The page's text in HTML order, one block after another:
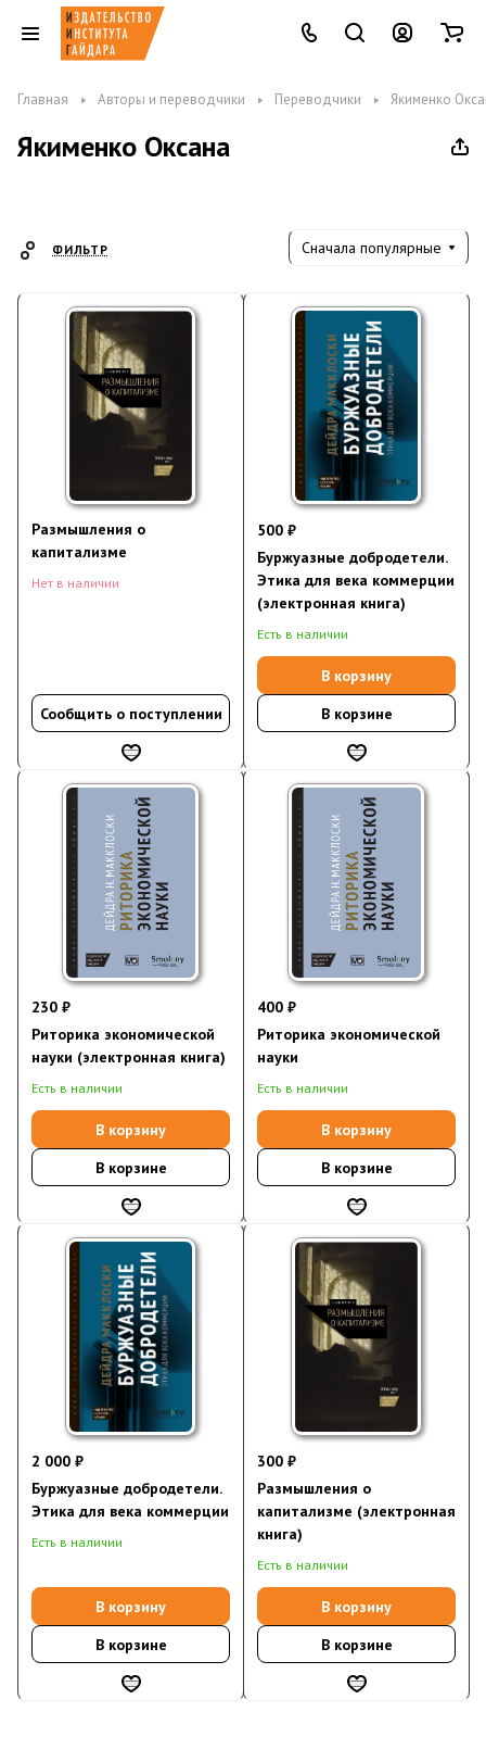
Главная Авторы и переводчики Переводчики Якименко
Якименко Оксана
ФИЛЬТР Сначала популярные
Размышления о
капитализме
Нет в наличии
Сообщить о поступлении
500 ₽
Буржуазные добродетели.
Этика для века коммерции
(электронная книга)
Есть в наличии
В корзину
В корзине
230 ₽
Риторика экономической
науки (электронная книга)
Есть в наличии
В корзину
В корзине
400 ₽
Риторика экономической
науки
Есть в наличии
В корзину
В корзине
2 000 ₽
Буржуазные добродетели.
Этика для века коммерции
Есть в наличии
В корзину
В корзине
300 ₽
Размышления о
капитализме (электронная
книга)
Есть в наличии
В корзину
В корзине